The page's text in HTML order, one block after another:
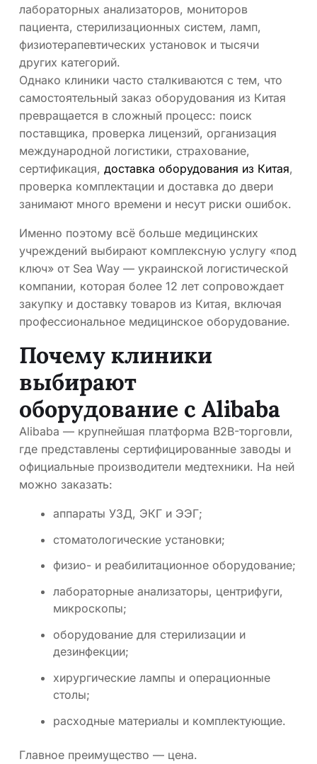
лабораторных анализаторов, мониторов
пациента, стерилизационных систем, ламп,
физиотерапевтических установок и тысячи
других категорий.
Однако клиники часто сталкиваются с тем, что
самостоятельный заказ оборудования из Китая
превращается в сложный процесс: поиск
поставщика, проверка лицензий, организация
международной логистики, страхование,
сертификация, доставка оборудования из Китая,
проверка комплектации и доставка до двери
занимают много времени и несут риски ошибок.
Именно поэтому всё больше медицинских
учреждений выбирают комплексную услугу «под
ключ» от Sea Way — украинской логистической
компании, которая более 12 лет сопровождает
закупку и доставку товаров из Китая, включая
профессиональное медицинское оборудование.
Почему клиники
выбирают
оборудование с Alibaba
Alibaba — крупнейшая платформа B2B-торговли,
где представлены сертифицированные заводы и
официальные производители медтехники. На ней
можно заказать:
аппараты УЗД, ЭКГ и ЭЭГ;
стоматологические установки;
физио- и реабилитационное оборудование;
лабораторные анализаторы, центрифуги,
микроскопы;
оборудование для стерилизации и
дезинфекции;
хирургические лампы и операционные
столы;
расходные материалы и комплектующие.
Главное преимущество — цена.